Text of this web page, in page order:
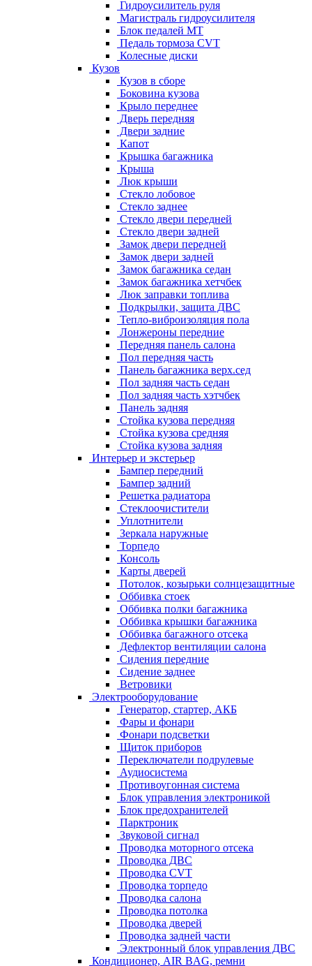
Гидроусилитель руля
Магистраль гидроусилителя
Блок педалей МТ
Педаль тормоза CVT
Колесные диски
Кузов
Кузов в сборе
Боковина кузова
Крыло переднее
Дверь передняя
Двери задние
Капот
Крышка багажника
Крыша
Люк крыши
Стекло лобовое
Стекло заднее
Стекло двери передней
Стекло двери задней
Замок двери передней
Замок двери задней
Замок багажника седан
Замок багажника хетчбек
Люк заправки топлива
Подкрылки, защита ДВС
Тепло-виброизоляция пола
Лонжероны передние
Передняя панель салона
Пол передняя часть
Панель багажника верх.сед
Пол задняя часть седан
Пол задняя часть хэтчбек
Панель задняя
Стойка кузова передняя
Стойка кузова средняя
Стойка кузова задняя
Интерьер и экстерьер
Бампер передний
Бампер задний
Решетка радиатора
Стеклоочистители
Уплотнители
Зеркала наружные
Торпедо
Консоль
Карты дверей
Потолок, козырьки солнцезащитные
Оббивка стоек
Оббивка полки багажника
Оббивка крышки багажника
Оббивка багажного отсека
Дефлектор вентиляции салона
Сидения передние
Сидение заднее
Ветровики
Электрооборудование
Генератор, стартер, АКБ
Фары и фонари
Фонари подсветки
Щиток приборов
Переключатели подрулевые
Аудиосистема
Противоугонная система
Блок управления электроникой
Блок предохранителей
Парктроник
Звуковой сигнал
Проводка моторного отсека
Проводка ДВС
Проводка CVT
Проводка торпедо
Проводка салона
Проводка потолка
Проводка дверей
Проводка задней части
Электронный блок управления ДВС
Кондиционер, AIR BAG, ремни